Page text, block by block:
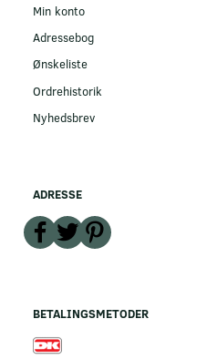
Min konto
Adressebog
Ønskeliste
Ordrehistorik
Nyhedsbrev
ADRESSE
BETALINGSMETODER